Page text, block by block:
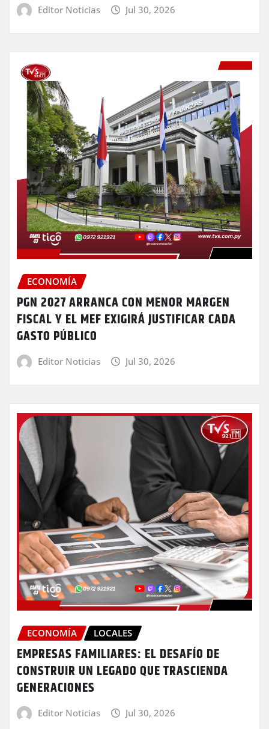
Editor Noticias Jul 30, 2026
ECONOMÍA
PGN 2027 ARRANCA CON MENOR MARGEN
FISCAL Y EL MEF EXIGIRÁ JUSTIFICAR CADA
GASTO PÚBLICO
Editor Noticias Jul 30, 2026
ECONOMÍA LOCALES
EMPRESAS FAMILIARES: EL DESAFÍO DE
CONSTRUIR UN LEGADO QUE TRASCIENDA
GENERACIONES
Editor Noticias Jul 30, 2026